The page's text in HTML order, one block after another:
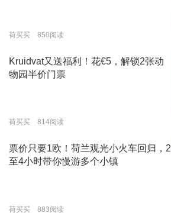
荷买买 850阅读
Kruidvat又送福利！花€5，解锁2张动
物园半价门票
荷买买 814阅读
票价只要1欧！荷兰观光小火车回归，2
至4小时带你慢游多个小镇
荷买买 883阅读